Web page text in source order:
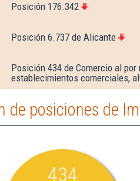
Posición 176.342
Posición 6.737 de Alicante
Posición 434 de Comercio al
establecimientos comerciales,
de posiciones de
434